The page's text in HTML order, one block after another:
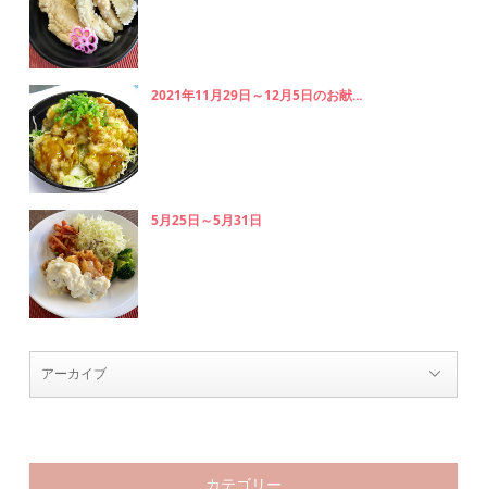
2021年11月29日～12月5日のお献...
5月25日～5月31日
カテゴリー